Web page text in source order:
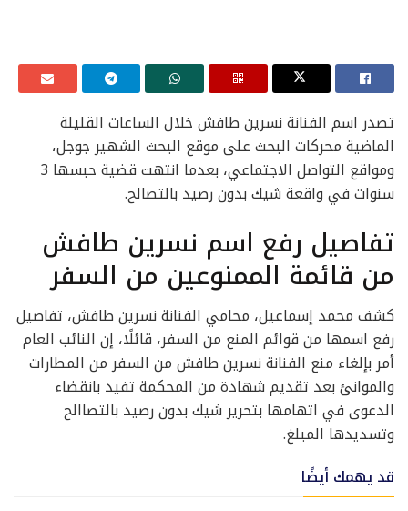
تصدر اسم الفنانة نسرين طافش خلال الساعات القليلة
الماضية محركات البحث على موقع البحث الشهير جوجل،
ومواقع التواصل الاجتماعي، بعدما انتهت قضية حبسها 3
سنوات في واقعة شيك بدون رصيد بالتصالح.
تفاصيل رفع اسم نسرين طافش
من قائمة الممنوعين من السفر
كشف محمد إسماعيل، محامي الفنانة نسرين طافش، تفاصيل
رفع اسمها من قوائم المنع من السفر، قائلًا، إن النائب العام
أمر بإلغاء منع الفنانة نسرين طافش من السفر من المطارات
والموانئ بعد تقديم شهادة من المحكمة تفيد بانقضاء
الدعوى في اتهامها بتحرير شيك بدون رصيد بالتصاالح
وتسديدها المبلغ.
قد يهمك أيضًا